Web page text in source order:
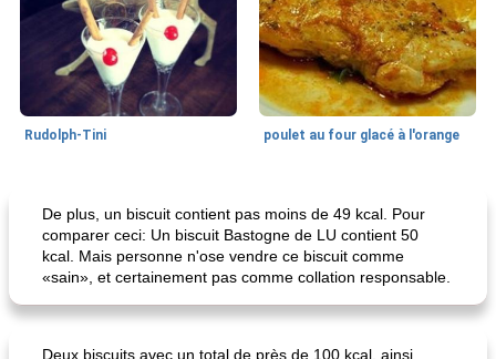
Rudolph-Tini poulet au four glacé à l'orange
De plus, un biscuit contient pas moins de 49 kcal. Pour
comparer ceci: Un biscuit Bastogne de LU contient 50
kcal. Mais personne n'ose vendre ce biscuit comme
«sain», et certainement pas comme collation responsable.
Deux biscuits avec un total de près de 100 kcal, ainsi